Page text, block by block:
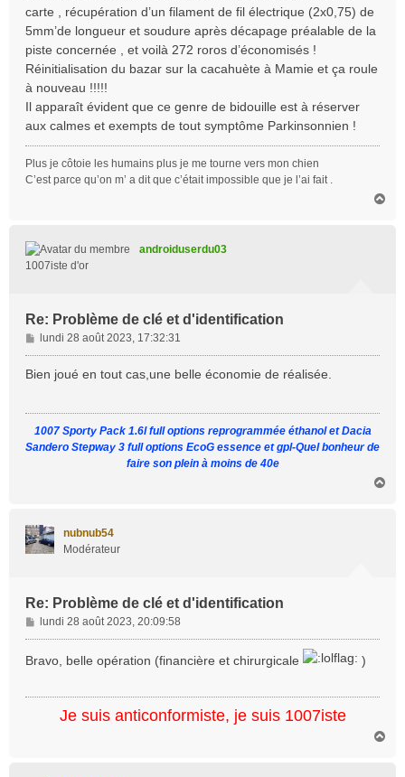
carte , récupération d’un filament de fil électrique (2x0,75) de
5mm’de longueur et soudure après décapage préalable de la
piste concernée , et voilà 272 roros d’économisés !
Réinitialisation du bazar sur la cacahuète à Mamie et ça roule
à nouveau !!!!!
Il apparaît évident que ce genre de bidouille est à réserver
aux calmes et exempts de tout symptôme Parkinsonnien !
Plus je côtoie les humains plus je me tourne vers mon chien
C’est parce qu’on m’ a dit que c’était impossible que je l’ai fait .
androiduserdu03
1007iste d'or
Re: Problème de clé et d'identification
M
e
s
e
lundi 28 août 2023, 17:32:31
Bien joué en tout cas,une belle économie de réalisée.
1007 Sporty Pack 1.6l full options reprogrammée éthanol et Dacia
Sandero Stepway 3 full options EcoG essence et gpl-Quel bonheur de
faire son plein à moins de 40e
nubnub54
Modérateur
Re: Problème de clé et d'identification
M
e
lundi 28 août 2023, 20:09:58
Bravo, belle opération (financière et chirurgicale )
Je suis anticonformiste, je suis 1007iste